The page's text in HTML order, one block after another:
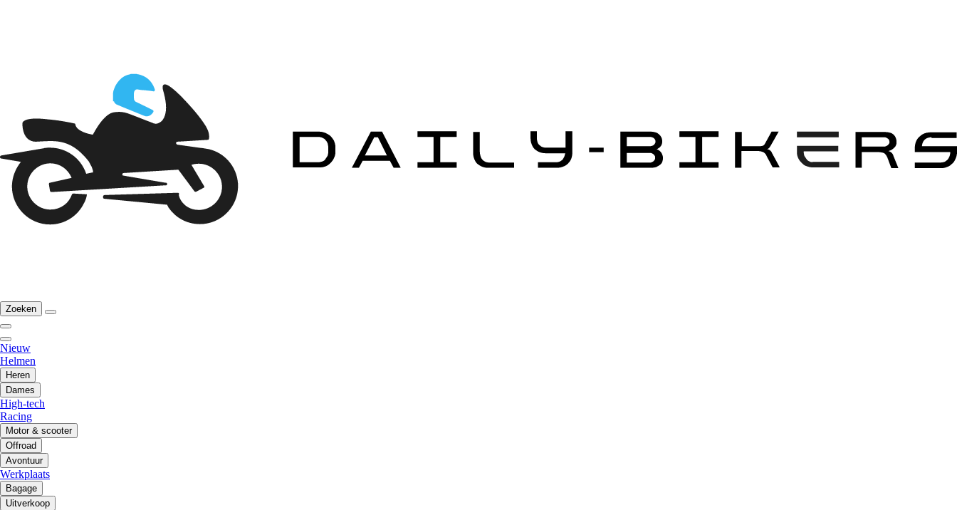
Zoeken
Nieuw
Helmen
Heren
Dames
High-tech
Racing
Motor & scooter
Offroad
Avontuur
Werkplaats
Bagage
Uitverkoop